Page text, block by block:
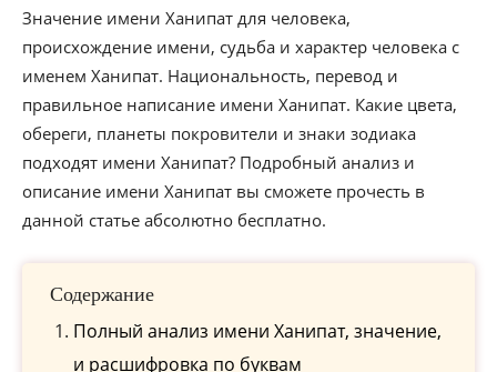
Значение имени Ханипат для человека,
происхождение имени, судьба и характер человека с
именем Ханипат. Национальность, перевод и
правильное написание имени Ханипат. Какие цвета,
обереги, планеты покровители и знаки зодиака
подходят имени Ханипат? Подробный анализ и
описание имени Ханипат вы сможете прочесть в
данной статье абсолютно бесплатно.
Содержание
Полный анализ имени Ханипат, значение,
и расшифровка по буквам